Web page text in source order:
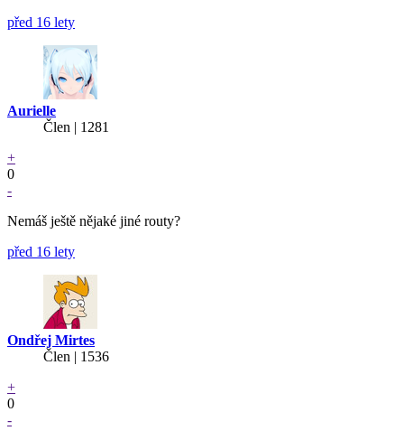
před 16 lety
Aurielle
Člen | 1281
+
0
-
Nemáš ještě nějaké jiné routy?
před 16 lety
Ondřej Mirtes
Člen | 1536
+
0
-